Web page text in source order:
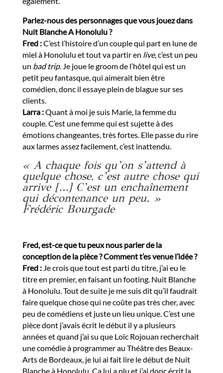
Parlez-nous des personnages que vous jouez dans
Nuit Blanche A Honolulu ?
Fred :C’est l’histoire d’un couple qui part en lune de
miel à Honolulu et tout va partir en live, c’est un peu
un bad trip. Je joue le groom de l’hôtel qui est un
petit peu fantasque, qui aimerait bien être
comédien, donc il essaye plein de blague sur ses
clients.
Larra :Quant à moi je suis Marie, la femme du
couple. C’est une femme qui est sujette à des
émotions changeantes, très fortes. Elle passe du rire
aux larmes assez facilement, c’est inattendu.
« A chaque fois qu’on s’attend à
quelque chose, c’est autre chose qui
arrive […] C’est un enchaînement
qui décontenance un peu. »
Frédéric Bourgade
Fred, est-ce que tu peux nous parler de la
conception de la pièce ? Comment t’es venue l’idée ?
Fred :Je crois que tout est parti du titre, j’ai eu le
titre en premier, en faisant un footing. Nuit Blanche
à Honolulu. Tout de suite je me suis dit qu’il faudrait
faire quelque chose qui ne coûte pas très cher, avec
peu de comédiens et juste un lieu unique. C’est une
pièce dont j’avais écrit le début il y a plusieurs
années et quand j’ai su que Loïc Rojouan recherchait
une comédie à programmer au Théâtre des Beaux-
Arts de Bordeaux, je lui ai fait lire le début de Nuit
Blanche à Honolulu. Ça lui a plu et j’ai donc écrit la